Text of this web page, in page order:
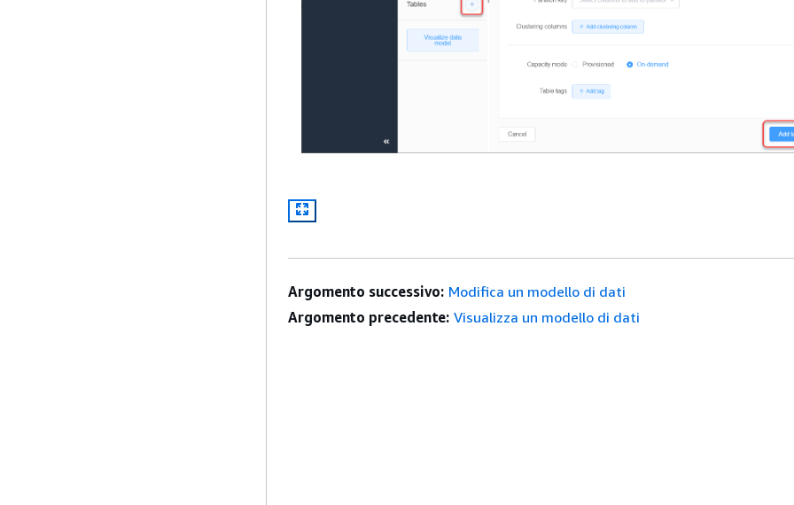
Argomento successivo: Modifica un modello di dati
Argomento precedente: Visualizza un modello di dati